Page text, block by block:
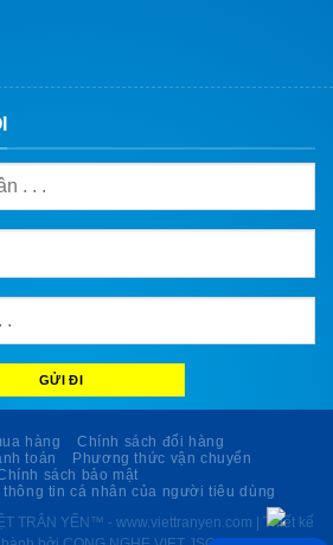
hàng
Chính sách đổi hàng
toán
Phương thức vận chuyển
sách bảo mật
tin cá nhân của người tiêu dùng
TRÂN YẾN™ - www.viettranyen.com | Thiết kế